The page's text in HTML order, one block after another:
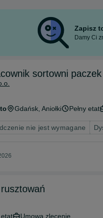
Zapisz
Damy Ci
sortowni
Gdańsk, Aniołki Pełny etat
nie jest wymagane
etat Umowa zlecenie